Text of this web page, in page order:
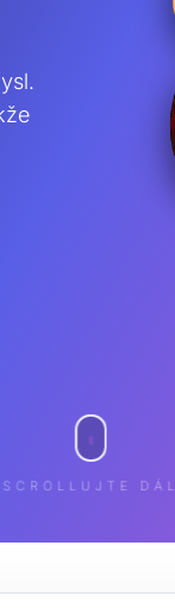
SCROLLUJTE DÁL